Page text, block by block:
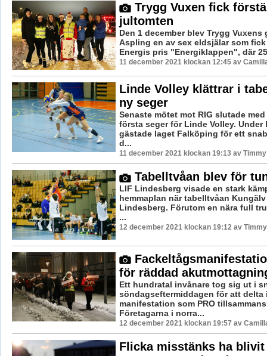
Trygg Vuxen fick
jultomten
Den 1 december blev Trygg Vuxens
Aspling en av sex eldsjälar som
Energis pris "Energiklappen", där
11 december 2021 klockan 12:45 av
Linde Volley klättrar i
ny seger
Senaste mötet mot RIG slutade
första seger för Linde Volley. Under
gästade laget Falköping för ett
d...
11 december 2021 klockan 19:13 av
Tabelltvåan blev för
LIF Lindesberg visade en stark
hemmaplan när tabelltvåan
Lindesberg. Förutom en nära full
...
12 december 2021 klockan 19:12 av
för räddad
Ett hundratal invånare tog sig ut i
söndagseftermiddagen för att delta
manifestation som PRO
Företagarna i norra...
12 december 2021 klockan 19:57 av
Flicka misstänks ha blivit